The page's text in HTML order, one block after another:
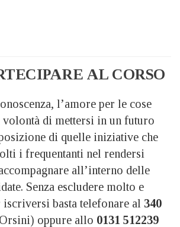
AL CORSO
l’amore per le cose
volontà di mettersi in un futuro
di quelle iniziative che
i frequentanti nel rendersi
all’interno delle
Senza escludere molto e
basta telefonare al 340
oppure allo 0131 512239